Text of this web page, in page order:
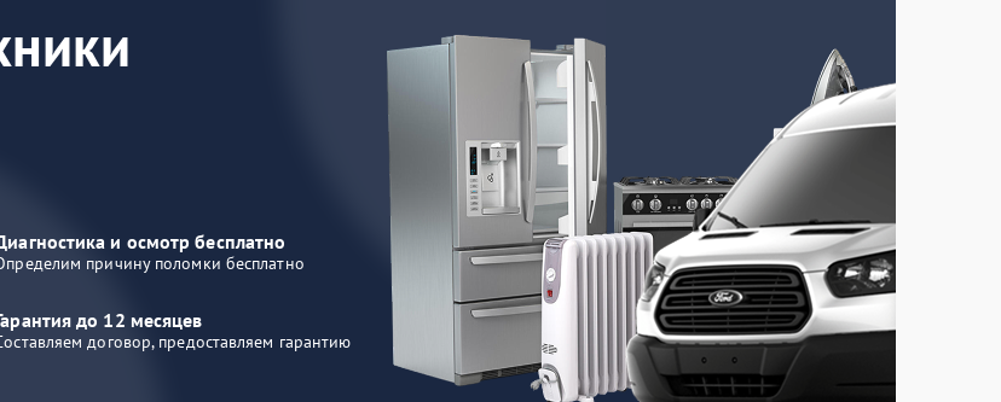
и осмотр бесплатно
причину поломки бесплатно
до 12 месяцев
договор, предоставляем гарантию